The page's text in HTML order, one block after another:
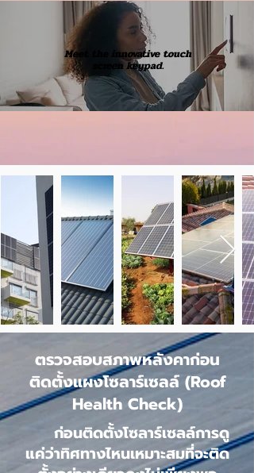
Meet the innovative touch
screen keypad.
ตรวจสอบสภาพหลังคาก่อน
ติดตั้งแผงโซลาร์เซลล์ (Roof
Health Check)
ก่อนติดตั้งโซลาร์เซลล์การดู
แค่ว่าทิศทางไหนเหมาะสมที่จะติด